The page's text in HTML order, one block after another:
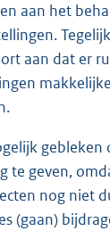
aan het
aan dat er
te geven,
nog niet
(gaan)